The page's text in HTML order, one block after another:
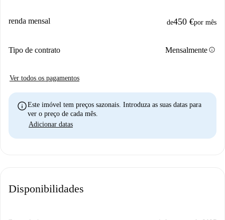
renda mensal de450 €por mês
Tipo de contrato Mensalmenteinfo
Ver todos os pagamentos
infoEste imóvel tem preços sazonais. Introduza as suas datas para
ver o preço de cada mês.
Adicionar datas
Disponibilidades